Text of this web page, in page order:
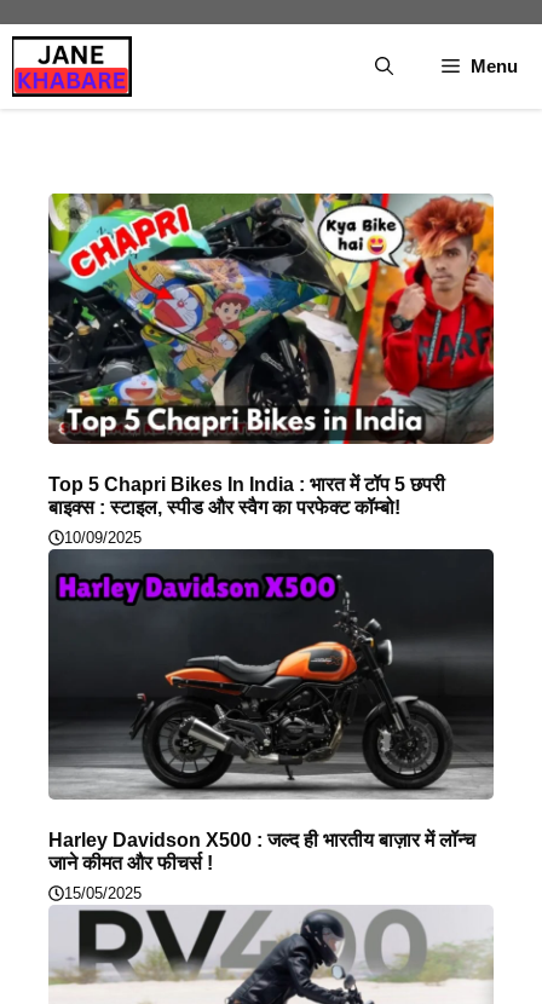
to
content
Menu
Top 5 Chapri Bikes In India : भारत में टॉप 5 छपरी
बाइक्स : स्टाइल, स्पीड और स्वैग का परफेक्ट कॉम्बो!
10/09/2025
Harley Davidson X500 : जल्द ही भारतीय बाज़ार में लॉन्च
जाने कीमत और फीचर्स !
15/05/2025